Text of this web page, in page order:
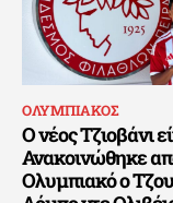
ΟΛΥΜΠΙΑΚΟΣ
Ο νέος Τζιοβάνι
Ανακοινώθηκε
Ολυμπιακό ο